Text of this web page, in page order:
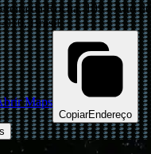
da Rocha, 109 - Alto
010, Brasil
Maps
CopiarEndereço